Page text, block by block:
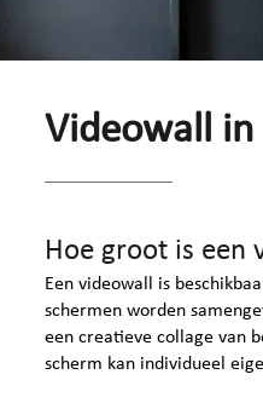
Videowall in
Hoe groot is een
Een videowall is
schermen worden
een creatieve collage van
scherm kan individueel